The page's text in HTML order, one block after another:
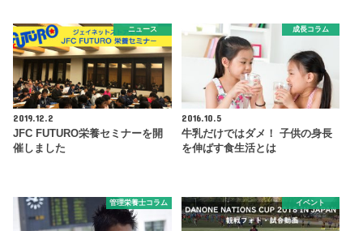
ニュース
2019.12.2
JFC FUTURO栄養セミナーを開
催しました
成長コラム
2016.10.5
牛乳だけではダメ！ 子供の身長
を伸ばす食生活とは
管理栄養士コラム イベント